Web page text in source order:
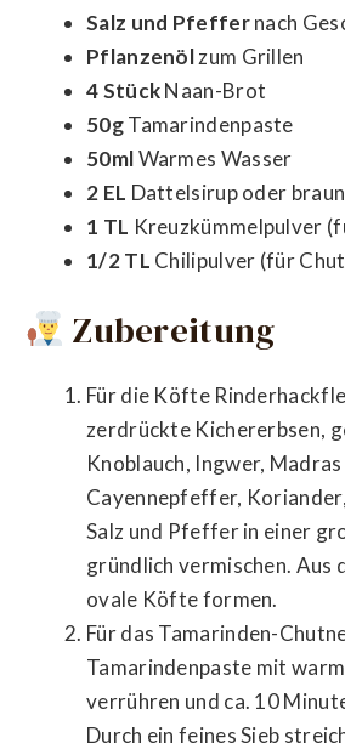
Salz und Pfeffernach
Pflanzenölzum Grillen
4 StückNaan-Brot
50gTamarindenpaste
50mlWarmes Wasser
2 EL Dattelsirup oder
1 TL Kreuzkümmelpulver
1/2 TL Chilipulver (für
Zubereitung
Für die Köfte
zerdrückte Kichererbsen,
Knoblauch, Ingwer,
Cayennepfeffer,
Salz und Pfeffer in einer
gründlich vermischen. Aus
ovale Köfte formen.
Für das Tamarinden-
Tamarindenpaste mit
verrühren und ca. 10
Durch ein feines Sieb